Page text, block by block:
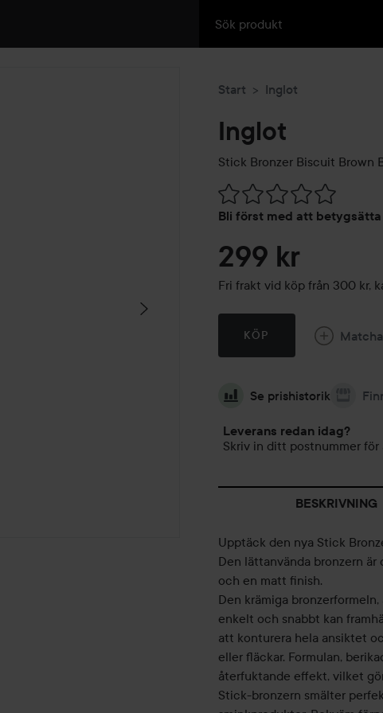
Start Inglot
Inglot
Stick Bronzer Biscuit Brown
Bli först med att
Hoppa till Betyg &
299 kr
Fri frakt vid köp från 300 kr,
KÖP Matcha
Se prishistorik
Leverans redan idag?
Skriv in ditt postnummer för
BESKRIVNING
Upptäck den nya Stick
Den lättanvända bronzern
och en matt finish.
Den krämiga
enkelt och snabbt kan
att konturera hela ansiktet
eller fläckar. Formulan,
återfuktande effekt, vilket
Stick-bronzern smälter